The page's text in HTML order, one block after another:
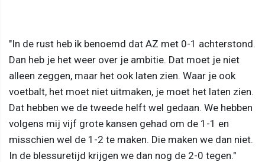
"In de rust heb ik benoemd dat AZ met 0-1 achterstond.
Dan heb je het weer over je ambitie. Dat moet je niet
alleen zeggen, maar het ook laten zien. Waar je ook
voetbalt, het moet niet uitmaken, je moet het laten zien.
Dat hebben we de tweede helft wel gedaan. We hebben
volgens mij vijf grote kansen gehad om de 1-1 en
misschien wel de 1-2 te maken. Die maken we dan niet.
In de blessuretijd krijgen we dan nog de 2-0 tegen."